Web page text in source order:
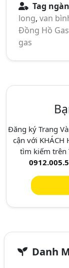
Tag
long, van
Đồng Hồ Gas
gas
Đăng ký Trang
cận với KHÁCH
tìm kiếm trên
Danh